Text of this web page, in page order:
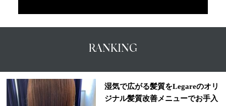
RANKING
湿気で広がる髪質をLegareのオリ
ジナル髪質改善メニューでお手入